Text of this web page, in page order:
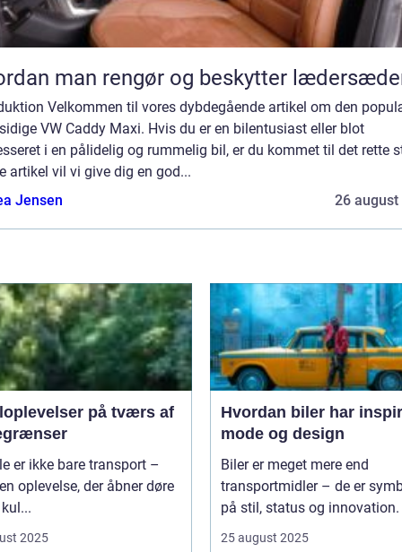
man rengør og beskytter
Velkommen til vores dybdegående artikel om den
VW Caddy Maxi. Hvis du er en bilentusiast eller blot
i en pålidelig og rummelig bil, er du kommet til det rette
artikel vil vi give dig en god...
Jensen
26 august
på tværs af
er ikke bare transport –
oplevelse, der åbner døre
2025
Hvordan biler har
mode og design
Biler er meget mere end
transportmidler – de er
på stil, status og innovation.
25 august 2025